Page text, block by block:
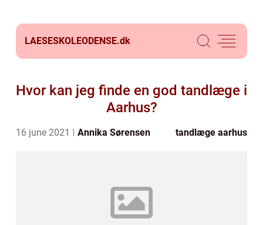
LAESESKOLEODENSE.dk
Hvor kan jeg finde en god tandlæge i
Aarhus?
16 june 2021 Annika Sørensen tandlæge aarhus